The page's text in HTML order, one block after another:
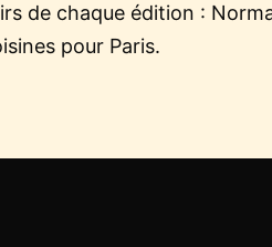
de chaque édition :
pour Paris.